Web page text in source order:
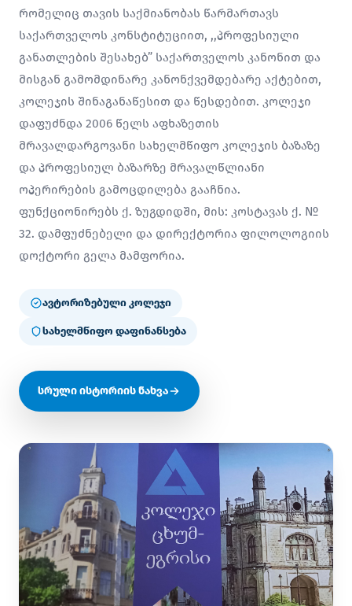
რომელიც თავის საქმიანობას წარმართავს
საქართველოს კონსტიტუციით, ,,პროფესიული
განათლების შესახებ” საქართველოს კანონით და
მისგან გამომდინარე კანონქვემდებარე აქტებით,
კოლეჯის შინაგანაწესით და წესდებით. კოლეჯი
დაფუძნდა 2006 წელს აფხაზეთის
მრავალდარგოვანი სახელმწიფო კოლეჯის ბაზაზე
და პროფესიულ ბაზარზე მრავალწლიანი
ოპერირების გამოცდილება გააჩნია.
ფუნქციონირებს ქ. ზუგდიდში, მის: კოსტავას ქ. №
32. დამფუძნებელი და დირექტორია ფილოლოგიის
დოქტორი გელა მამფორია.
ავტორიზებული კოლეჯი
სახელმწიფო დაფინანსება
სრული ისტორიის ნახვა